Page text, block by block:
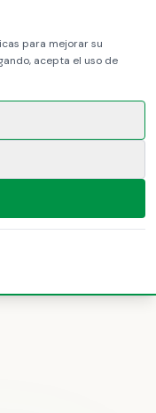
para mejorar su
acepta el uso de